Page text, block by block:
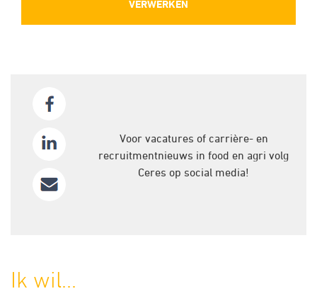
Voor vacatures of carrière- en
recruitmentnieuws in food en agri volg
Ceres op social media!
Ik wil...